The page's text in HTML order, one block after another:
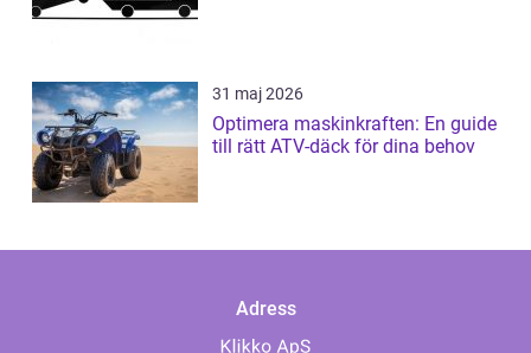
31 maj 2026
Optimera maskinkraften: En guide
till rätt ATV-däck för dina behov
Adress